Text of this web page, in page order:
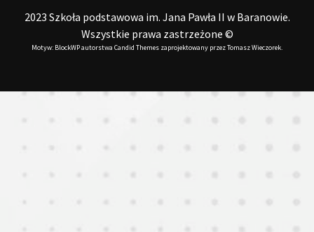
2023 Szkoła podstawowa im. Jana Pawła II w Baranowie.
Wszystkie prawa zastrzeżone ©
Motyw: BlockWP autorstwa Candid Themes zaprojektowany przezTomasz Wieczorek.